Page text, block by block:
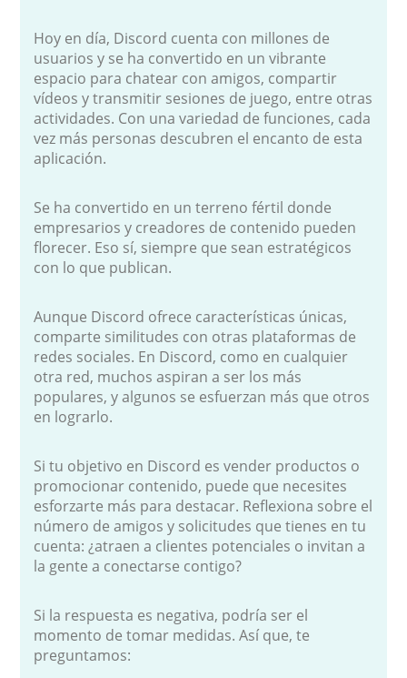
Hoy en día, Discord cuenta con millones de
usuarios y se ha convertido en un vibrante
espacio para chatear con amigos, compartir
vídeos y transmitir sesiones de juego, entre otras
actividades. Con una variedad de funciones, cada
vez más personas descubren el encanto de esta
aplicación.
Se ha convertido en un terreno fértil donde
empresarios y creadores de contenido pueden
florecer. Eso sí, siempre que sean estratégicos
con lo que publican.
Aunque Discord ofrece características únicas,
comparte similitudes con otras plataformas de
redes sociales. En Discord, como en cualquier
otra red, muchos aspiran a ser los más
populares, y algunos se esfuerzan más que otros
en lograrlo.
Si tu objetivo en Discord es vender productos o
promocionar contenido, puede que necesites
esforzarte más para destacar. Reflexiona sobre el
número de amigos y solicitudes que tienes en tu
cuenta: ¿atraen a clientes potenciales o invitan a
la gente a conectarse contigo?
Si la respuesta es negativa, podría ser el
momento de tomar medidas. Así que, te
preguntamos: